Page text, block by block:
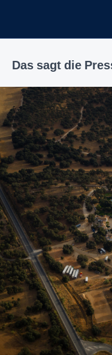
Das sagt die